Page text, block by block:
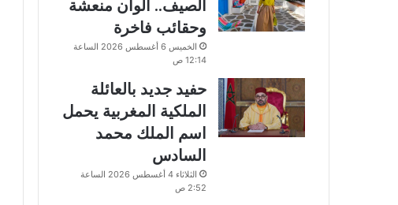
الصيف.. ألوان منعشة
وحقائب فاخرة
الخميس 6 أغسطس 2026 الساعة
12:14 ص
حفيد جديد بالعائلة
الملكية المغربية يحمل
اسم الملك محمد
السادس
الثلاثاء 4 أغسطس 2026 الساعة
2:52 ص